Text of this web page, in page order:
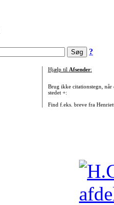
?
Hjælp til Afsender:
Brug ikke citationstegn, når
stedet +:
Find f.eks. breve fra